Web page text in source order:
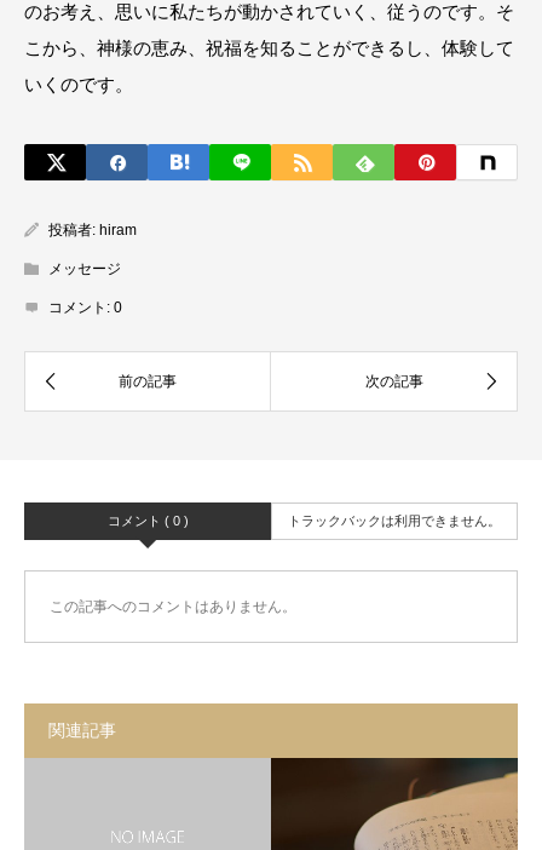
のお考え、思いに私たちが動かされていく、従うのです。そ
こから、神様の恵み、祝福を知ることができるし、体験して
いくのです。
投稿者: hiram
メッセージ
コメント: 0
コメント ( 0 ) トラックバックは利用できません。
この記事へのコメントはありません。
関連記事